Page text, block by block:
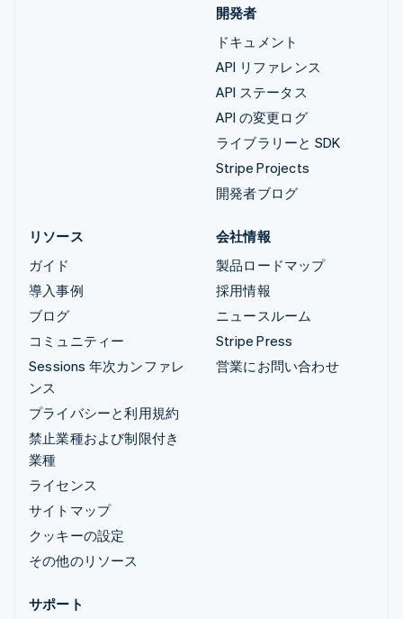
開発者
ドキュメント
API リファレンス
API ステータス
API の変更ログ
ライブラリーと SDK
Stripe Projects
開発者ブログ
リソース
ガイド
導入事例
ブログ
コミュニティー
Sessions 年次カンファレ
ンス
プライバシーと利用規約
禁止業種および制限付き
業種
ライセンス
サイトマップ
クッキーの設定
その他のリソース
会社情報
製品ロードマップ
採用情報
ニュースルーム
Stripe Press
営業にお問い合わせ
サポート